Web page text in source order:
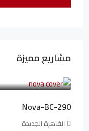
مشاريع مميزة
6,323,076LE
Nova-BC-290
القاهرة الجديدة